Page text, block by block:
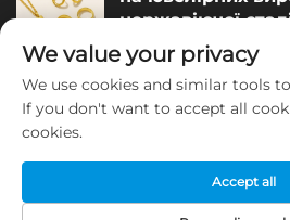
нержавіючої
December 05, 2025
Як оцінити
December 04, 2025
We value your privacy
We use cookies and similar tools
If you don't want to accept all
cookies.
Accept all